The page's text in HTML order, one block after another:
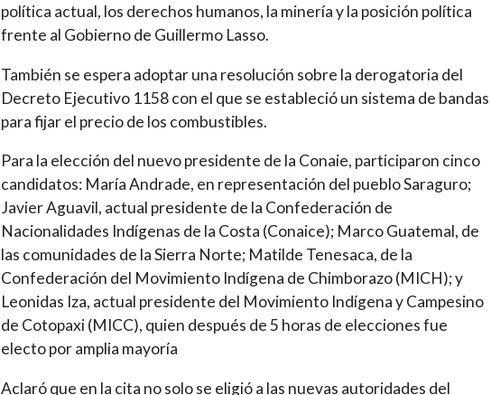
política actual, los derechos humanos, la minería y la posición política
frente al Gobierno de Guillermo Lasso.
También se espera adoptar una resolución sobre la derogatoria del
Decreto Ejecutivo 1158 con el que se estableció un sistema de bandas
para fijar el precio de los combustibles.
Para la elección del nuevo presidente de la Conaie, participaron cinco
candidatos: María Andrade, en representación del pueblo Saraguro;
Javier Aguavil, actual presidente de la Confederación de
Nacionalidades Indígenas de la Costa (Conaice); Marco Guatemal, de
las comunidades de la Sierra Norte; Matilde Tenesaca, de la
Confederación del Movimiento Indígena de Chimborazo (MICH); y
Leonidas Iza, actual presidente del Movimiento Indígena y Campesino
de Cotopaxi (MICC), quien después de 5 horas de elecciones fue
electo por amplia mayoría
Aclaró que en la cita no solo se eligió a las nuevas autoridades del